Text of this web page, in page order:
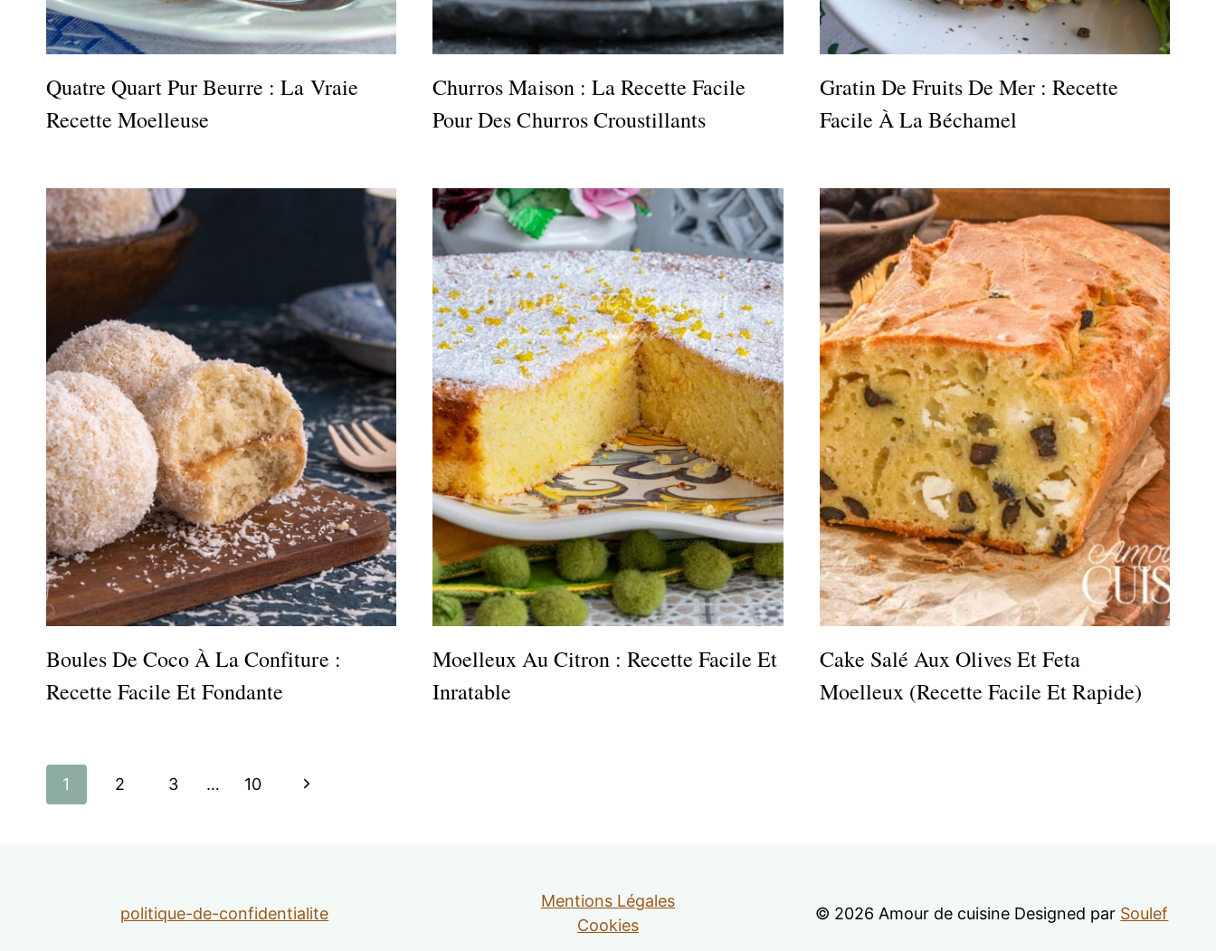
Quatre Quart Pur Beurre : La Vraie
Recette Moelleuse
Churros Maison : La Recette Facile
Pour Des Churros Croustillants
Gratin De Fruits De Mer : Recette
Facile À La Béchamel
Boules De Coco À La Confiture :
Recette Facile Et Fondante
Moelleux Au Citron : Recette Facile Et
Inratable
Cake Salé Aux Olives Et Feta
Moelleux (recette Facile Et Rapide)
Navigation
1 2 3 … 10
Page
politique-de-confidentialite
Mentions Légales
Cookies
© 2026 Amour de cuisine Designed par Soulef